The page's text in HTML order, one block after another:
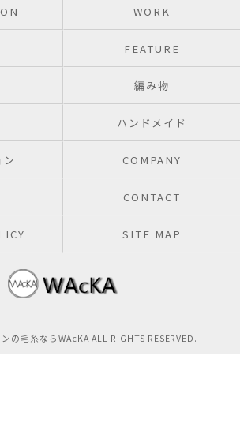
WORK
FEATURE
編み物
ハンドメイド
COMPANY
CONTACT
SITE MAP
の毛糸ならWAcKA ALL RIGHTS RESERVED.